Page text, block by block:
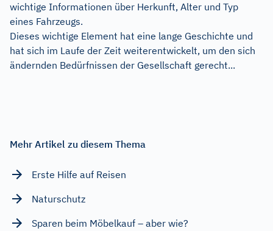
wichtige Informationen über Herkunft, Alter und Typ
eines Fahrzeugs.
Dieses wichtige Element hat eine lange Geschichte und
hat sich im Laufe der Zeit weiterentwickelt, um den sich
ändernden Bedürfnissen der Gesellschaft gerecht...
Mehr Artikel zu diesem Thema
Erste Hilfe auf Reisen
Naturschutz
Sparen beim Möbelkauf – aber wie?